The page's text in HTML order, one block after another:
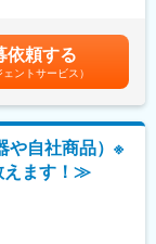
（脳腫瘍）／切除
に対して適応があり
現場でのOJT研修
いており、ミドル・
検査機器を使い検
された検体をお預
のとなっているた
夜勤手当込み）50
目安の金額であ
月給(月額)は固定手
依頼する
ェントサービス）
や自社商品）※
えます！≫